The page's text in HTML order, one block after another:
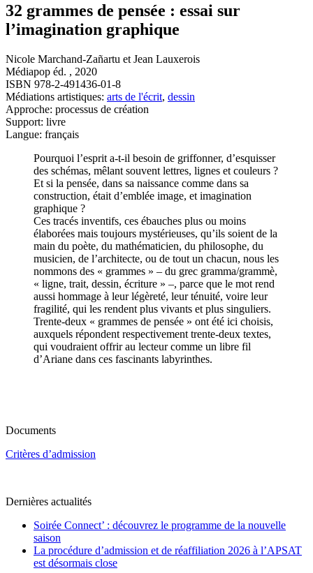
32 grammes de pensée : essai sur
l’imagination graphique
Nicole Marchand-Zañartu et Jean Lauxerois
Médiapop éd. , 2020
ISBN 978-2-491436-01-8
Médiations artistiques: arts de l'écrit, dessin
Approche: processus de création
Support: livre
Langue: français
Pourquoi l’esprit a-t-il besoin de griffonner, d’esquisser
des schémas, mêlant souvent lettres, lignes et couleurs ?
Et si la pensée, dans sa naissance comme dans sa
construction, était d’emblée image, et imagination
graphique ?
Ces tracés inventifs, ces ébauches plus ou moins
élaborées mais toujours mystérieuses, qu’ils soient de la
main du poète, du mathématicien, du philosophe, du
musicien, de l’architecte, ou de tout un chacun, nous les
nommons des « grammes » – du grec gramma/grammè,
« ligne, trait, dessin, écriture » –, parce que le mot rend
aussi hommage à leur légèreté, leur ténuité, voire leur
fragilité, qui les rendent plus vivants et plus singuliers.
Trente-deux « grammes de pensée » ont été ici choisis,
auxquels répondent respectivement trente-deux textes,
qui voudraient offrir au lecteur comme un libre fil
d’Ariane dans ces fascinants labyrinthes.
Documents
Critères d’admission
Dernières actualités
Soirée Connect’ : découvrez le programme de la nouvelle
saison
La procédure d’admission et de réaffiliation 2026 à l’APSAT
est désormais close